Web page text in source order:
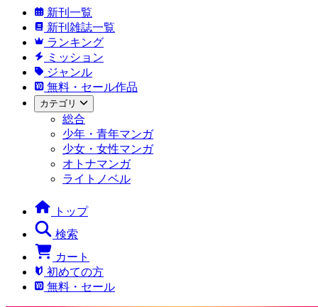
新刊一覧
新刊雑誌一覧
ランキング
ミッション
ジャンル
無料・セール作品
カテゴリ
総合
少年・青年マンガ
少女・女性マンガ
オトナマンガ
ライトノベル
トップ
検索
カート
初めての方
無料・セール